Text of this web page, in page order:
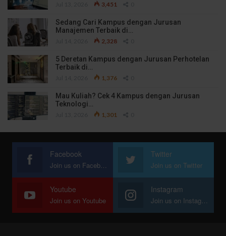
3,451
Sedang Cari Kampus dengan Jurusan
Manajemen Terbaik di…
2,328
5 Deretan Kampus dengan Jurusan Perhotelan
Terbaik di…
1,376
Mau Kuliah? Cek 4 Kampus dengan Jurusan
Teknologi…
1,301
Facebook
Join us on Facebook
Twitter
Join us on Twitter
Youtube
Join us on Youtube
Instagram
Join us on Instagram